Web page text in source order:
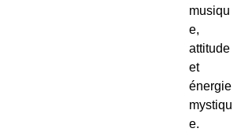
musiqu
e,
attitude
et
énergie
mystiqu
e.